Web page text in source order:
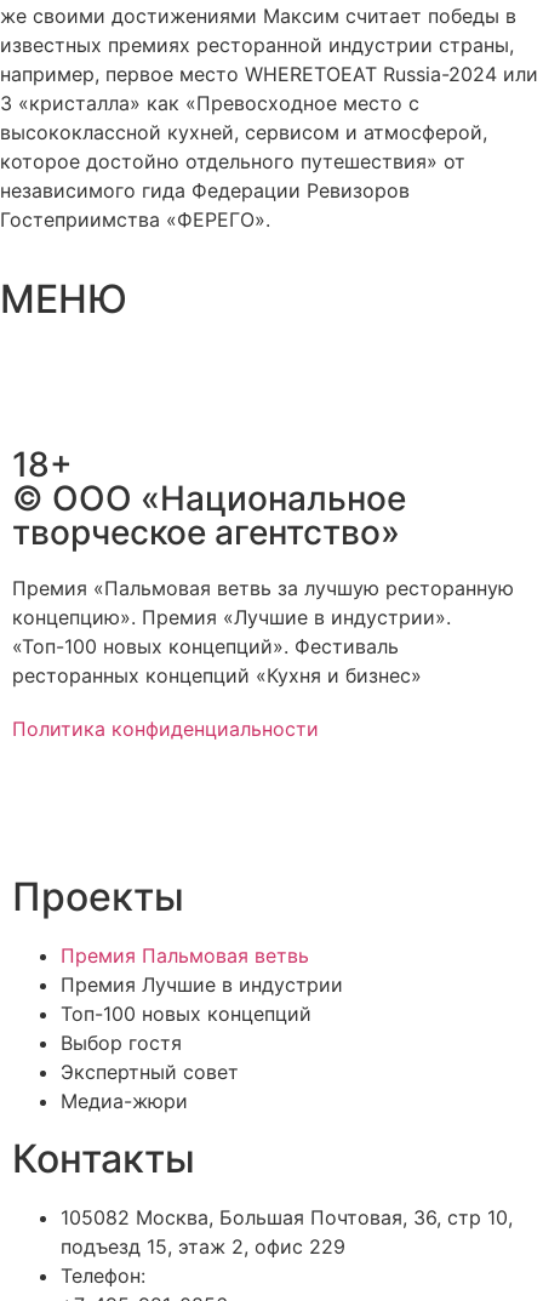
же своими достижениями Максим считает победы в
известных премиях ресторанной индустрии страны,
например, первое место WHERETOEAT Russia-2024 или
3 «кристалла» как «Превосходное место с
высококлассной кухней, сервисом и атмосферой,
которое достойно отдельного путешествия» от
независимого гида Федерации Ревизоров
Гостеприимства «ФЕРЕГО».
МЕНЮ
18+
© ООО «Национальное
творческое агентство»
Премия «Пальмовая ветвь за лучшую ресторанную
концепцию». Премия «Лучшие в индустрии».
«Топ-100 новых концепций». Фестиваль
ресторанных концепций «Кухня и бизнес»
Политика конфиденциальности
Проекты
Премия Пальмовая ветвь
Премия Лучшие в индустрии
Топ-100 новых концепций
Выбор гостя
Экспертный совет
Медиа-жюри
Контакты
105082 Москва, Большая Почтовая, 36, стр 10,
подъезд 15, этаж 2, офис 229
Телефон: